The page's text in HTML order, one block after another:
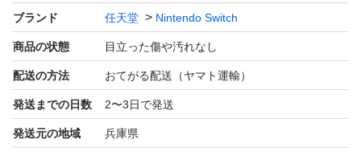
問題なし)
1箇所ネジが緩いので、別梱包で付属いたします。
スタンド部分が緩いです。
ブランド 任天堂 Nintendo Switch
商品の状態 目立った傷や汚れなし
配送の方法 おてがる配送（ヤマト運輸）
発送までの日数 2〜3日で発送
発送元の地域 兵庫県